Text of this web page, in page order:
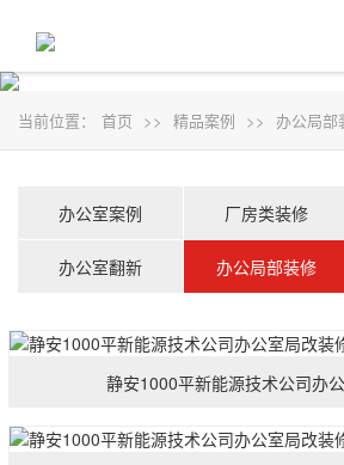
当前位置： 首页 >> 精品案例 >> 办公局部
办公室案例 厂房类装修
办公室翻新 办公局部装修
静安1000平新能源技术公司办